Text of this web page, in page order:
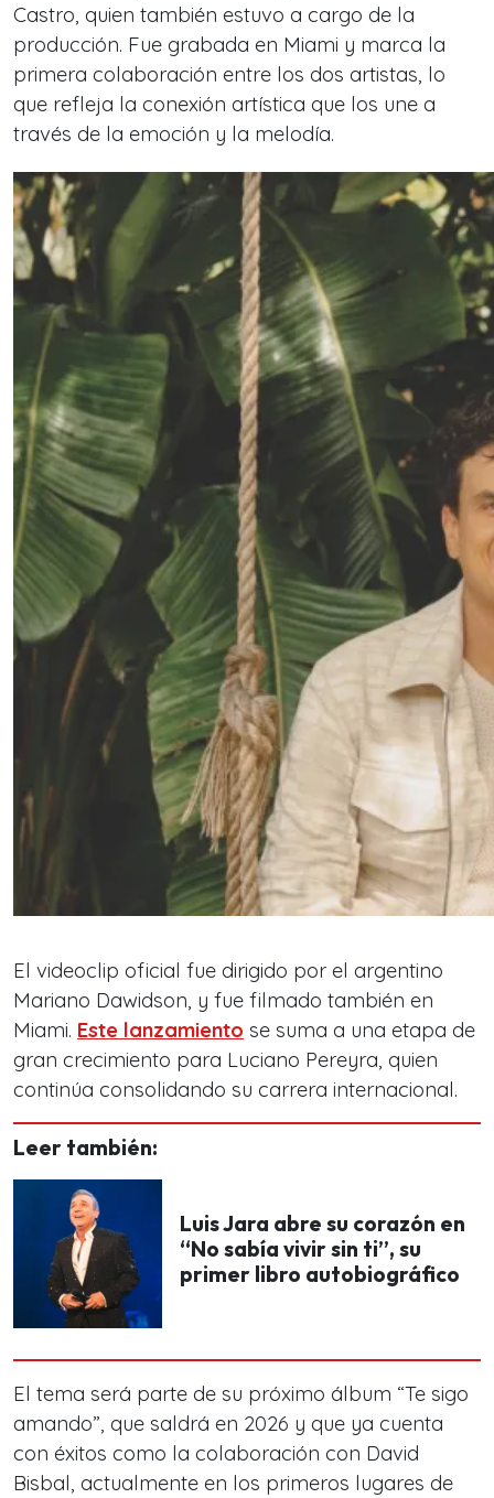
Castro, quien también estuvo a cargo de la
producción. Fue grabada en Miami y marca la
primera colaboración entre los dos artistas, lo
que refleja la conexión artística que los une a
través de la emoción y la melodía.
El videoclip oficial fue dirigido por el argentino
Mariano Dawidson, y fue filmado también en
Miami. Este lanzamiento se suma a una etapa de
gran crecimiento para Luciano Pereyra, quien
continúa consolidando su carrera internacional.
Leer también:
Luis Jara abre su corazón en
“No sabía vivir sin ti”, su
primer libro autobiográfico
El tema será parte de su próximo álbum “Te sigo
amando”, que saldrá en 2026 y que ya cuenta
con éxitos como la colaboración con David
Bisbal, actualmente en los primeros lugares de